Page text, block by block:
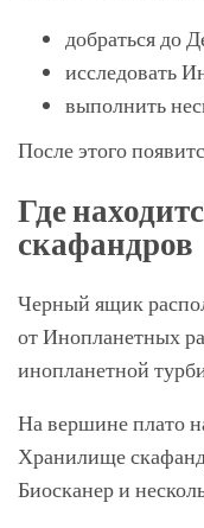
добраться до
исследовать
выполнить
После этого
Где
скафандров
Черный ящик
от Инопланетных
инопланетной
На вершине плато
Хранилище
Биосканер и